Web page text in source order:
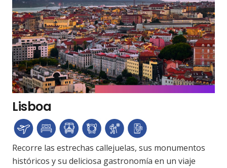
Lisboa
Recorre las estrechas callejuelas, sus monumentos
históricos y su deliciosa gastronomía en un viaje